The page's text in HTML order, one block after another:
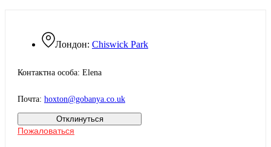
Лондон: Chiswick Park
Контактна особа: Elena
Почта: hoxton@gobanya.co.uk
Отклинуться
Пожаловаться